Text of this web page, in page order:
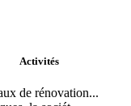
Activités
de rénovation...